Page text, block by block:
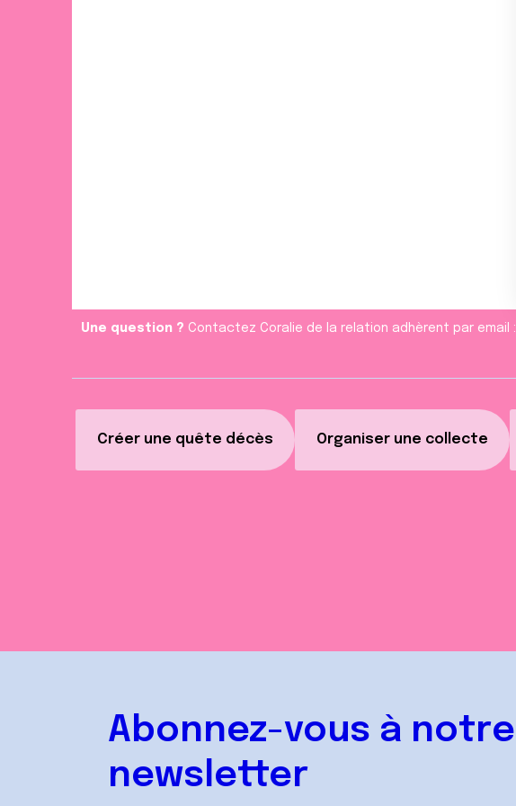
Créer une quête décès Organiser une collecte
Une question ? Contactez Coralie de la relation adhèrent par email :
Abonnez-vous à notre
newsletter